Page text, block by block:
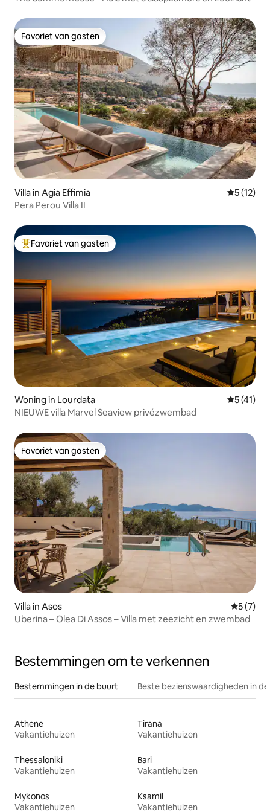
Favoriet van gasten
Favoriet van gasten
Villa in Agia Effimia
5 (12)
Pera Perou Villa II
Topfavoriet van gasten
Favoriet van gasten
Woning in Lourdata
5 (41)
NIEUWE villa Marvel Seaview privézwembad
Favoriet van gasten
Favoriet van gasten
Villa in Asos
5 (7)
Uberina – Olea Di Assos – Villa met zeezicht en zwembad
Bestemmingen om te verkennen
Bestemmingen in de buurt Beste bezienswaardigheden in
Athene
Vakantiehuizen
Tirana
Vakantiehuizen
Thessaloniki
Vakantiehuizen
Bari
Vakantiehuizen
Mykonos
Vakantiehuizen
Ksamil
Vakantiehuizen